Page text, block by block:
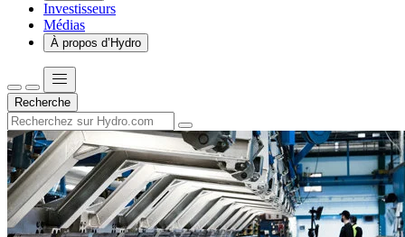
Investisseurs
Médias
À propos d’Hydro
Recherche